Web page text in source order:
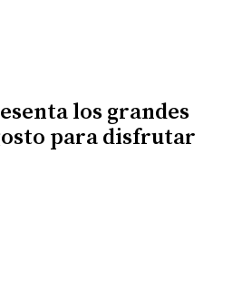
los grandes
para disfrutar